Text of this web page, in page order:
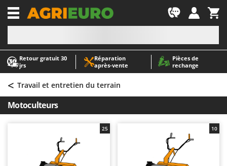
Retour gratuit 30
jrs
Réparation
après‑vente
Pièces de
rechange
-1
A
Abris de jardin
Accessoires pour tracteurs tondeuses autoportés
Aérateurs Scarificateurs pour gazon
Arracheuses de pommes de terre pour tracteur
Aspirateurs - Balais Électriques
Aspirateurs à cendres
Aspirateurs à feuilles sur roues
A
AgriEuro Premium
AgriEuro TOP-LINE
AGT
AL-KO
< Travail et entretien du terrain
Motoculteurs
25 10